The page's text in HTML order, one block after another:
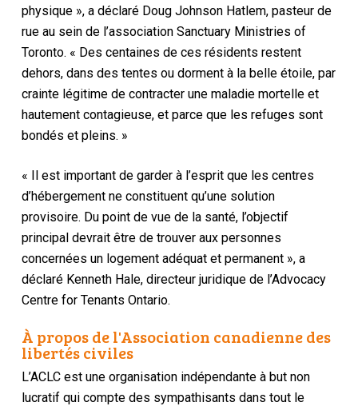
physique », a déclaré Doug Johnson Hatlem, pasteur de
rue au sein de l’association Sanctuary Ministries of
Toronto. « Des centaines de ces résidents restent
dehors, dans des tentes ou dorment à la belle étoile, par
crainte légitime de contracter une maladie mortelle et
hautement contagieuse, et parce que les refuges sont
bondés et pleins. »
« Il est important de garder à l’esprit que les centres
d’hébergement ne constituent qu’une solution
provisoire. Du point de vue de la santé, l’objectif
principal devrait être de trouver aux personnes
concernées un logement adéquat et permanent », a
déclaré Kenneth Hale, directeur juridique de l’Advocacy
Centre for Tenants Ontario.
À propos de l'Association canadienne des
libertés civiles
L’ACLC est une organisation indépendante à but non
lucratif qui compte des sympathisants dans tout le